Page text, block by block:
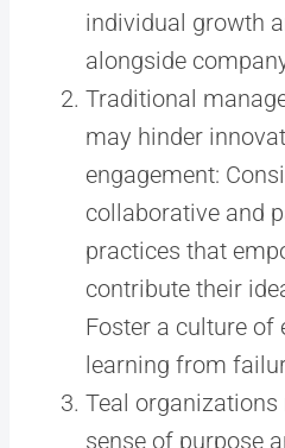
individual growth
alongside
Traditional
may hinder
engagement:
collaborative and
practices that
contribute their
Foster a culture of
learning from
Teal
sense of purpose